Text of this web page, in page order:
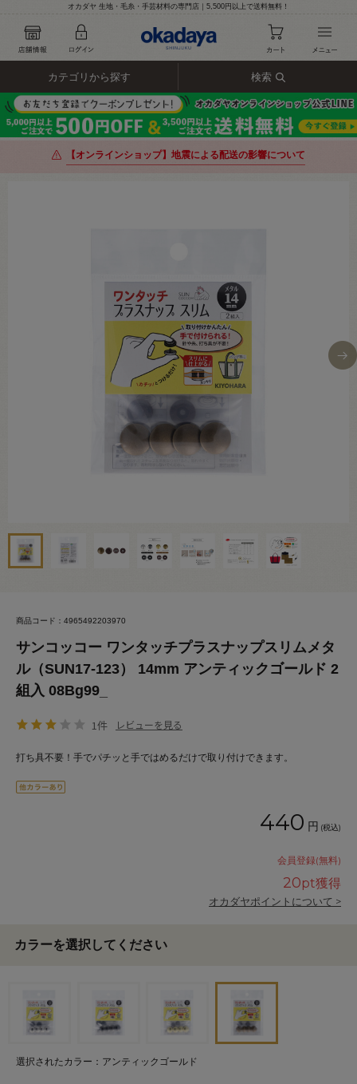
オカダヤ 生地・毛糸・手芸材料の専門店｜5,500円以上で送料無料！
カテゴリから探す 検索
【オンラインショップ】地震による配送の影響について
商品コード：4965492203970
サンコッコー ワンタッチプラスナップスリムメタ
ル（SUN17-123） 14mm アンティックゴールド 2
組入 08Bg99_
1件 レビューを見る
打ち具不要！手でパチッと手ではめるだけで取り付けできます。
440 円 (税込)
会員登録(無料)
20pt獲得
オカダヤポイントについて >
カラーを選択してください
選択されたカラー：アンティックゴールド